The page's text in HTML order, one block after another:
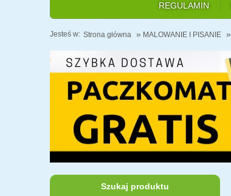
REGULAMIN
Jesteś w: Strona główna » MALOWANIE I PISANIE »
Szukaj produktu